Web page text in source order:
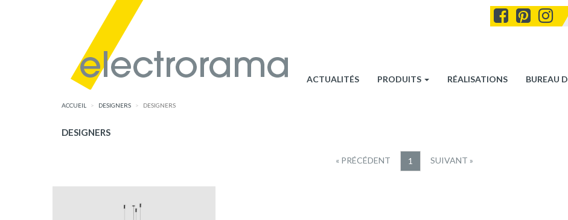
ACTUALITÉS PRODUITS RÉALISATIONS BUREAU
ACCUEIL DESIGNERS DESIGNERS
DESIGNERS
« PRÉCÉDENT 1 SUIVANT »